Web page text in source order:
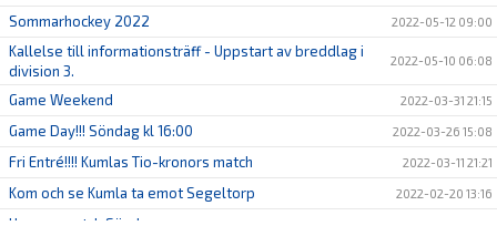
Sommarhockey 2022 2022-05-12 09:00
Kallelse till informationsträff - Uppstart av breddlag i
division 3.
2022-05-10 06:08
Game Weekend 2022-03-31 21:15
Game Day!!! Söndag kl 16:00 2022-03-26 15:08
Fri Entré!!!! Kumlas Tio-kronors match 2022-03-11 21:21
Kom och se Kumla ta emot Segeltorp 2022-02-20 13:16